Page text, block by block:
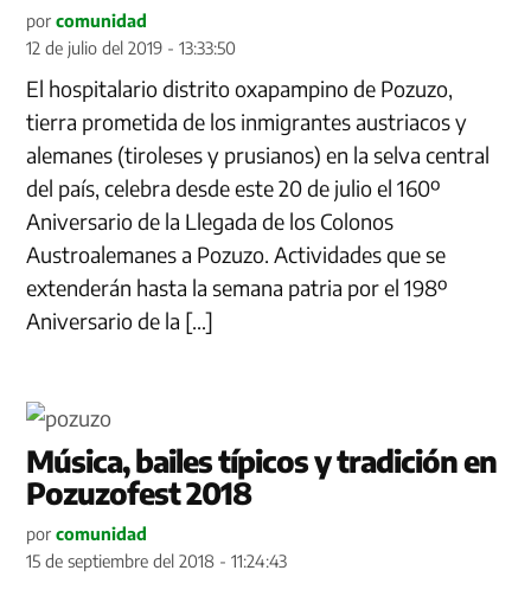
por comunidad
12 de julio del 2019 - 13:33:50
El hospitalario distrito oxapampino de Pozuzo,
tierra prometida de los inmigrantes austriacos y
alemanes (tiroleses y prusianos) en la selva central
del país, celebra desde este 20 de julio el 160º
Aniversario de la Llegada de los Colonos
Austroalemanes a Pozuzo. Actividades que se
extenderán hasta la semana patria por el 198º
Aniversario de la […]
Música, bailes típicos y tradición en
Pozuzofest 2018
por comunidad
15 de septiembre del 2018 - 11:24:43